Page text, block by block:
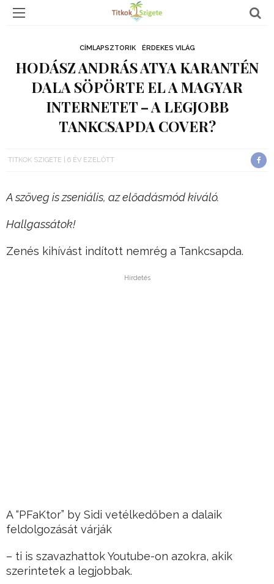
CÍMLAPSZTORIK ÉRDEKES VILÁG
HODÁSZ ANDRÁS ATYA KARANTÉN
DALA SÖPÖRTE EL A MAGYAR
INTERNETET – A LEGJOBB
TANKCSAPDA COVER?
TITKOK SZIGETE 6 ÉV EZELŐTT
A szöveg is zseniális, az előadásmód kiváló.
Hallgassátok!
Zenés kihívást indított nemrég a Tankcsapda.
Hirdetés
A “PFaKtor” by Sidi vetélkedőben a dalaik
feldolgozását várják
– ti is szavazhattok Youtube-on azokra, akik
szerintetek a legjobbak.